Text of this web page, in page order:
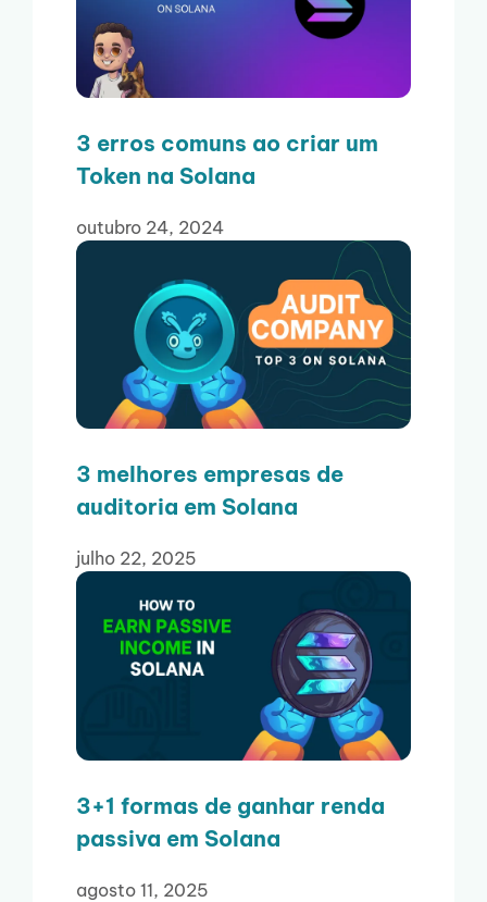
3 erros comuns ao criar um
Token na Solana
outubro 24, 2024
3 melhores empresas de
auditoria em Solana
julho 22, 2025
3+1 formas de ganhar renda
passiva em Solana
agosto 11, 2025